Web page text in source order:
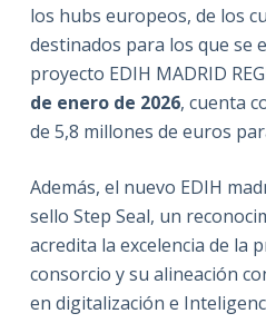
los hubs europeos, de los
destinados para los que se
proyecto EDIH MADRID
de enero de 2026, cuenta
de 5,8 millones de euros
Además, el nuevo EDIH
sello Step Seal, un
acredita la excelencia de la
consorcio y su alineación
en digitalización e